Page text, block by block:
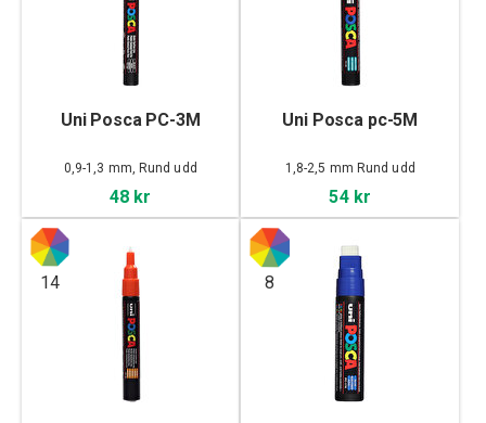
Uni Posca PC-3M
0,9-1,3 mm, Rund udd
48 kr
Uni Posca pc-5M
1,8-2,5 mm Rund udd
54 kr
14 8